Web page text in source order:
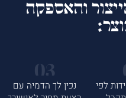
והאספקה
לפי
נכין לך הדמיה עם